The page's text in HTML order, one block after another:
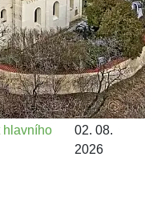
hlavního
02. 08.
2026